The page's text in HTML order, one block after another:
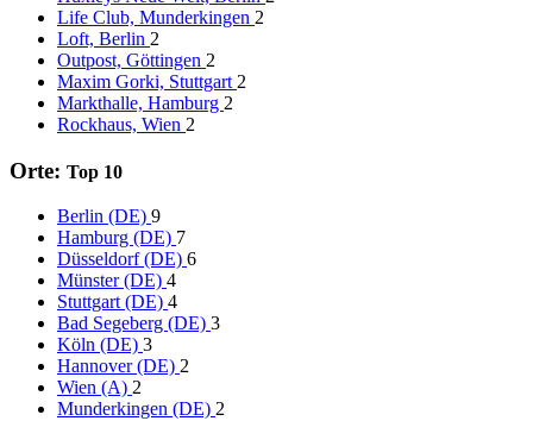
Life Club, Munderkingen 2
Loft, Berlin 2
Outpost, Göttingen 2
Maxim Gorki, Stuttgart 2
Markthalle, Hamburg 2
Rockhaus, Wien 2
Orte: Top 10
Berlin (DE) 9
Hamburg (DE) 7
Düsseldorf (DE) 6
Münster (DE) 4
Stuttgart (DE) 4
Bad Segeberg (DE) 3
Köln (DE) 3
Hannover (DE) 2
Wien (A) 2
Munderkingen (DE) 2